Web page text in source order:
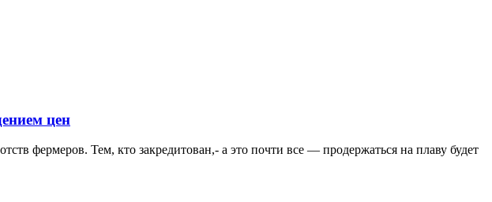
цен
фермеров. Тем, кто закредитован,- а это почти все — продержаться на плаву будет